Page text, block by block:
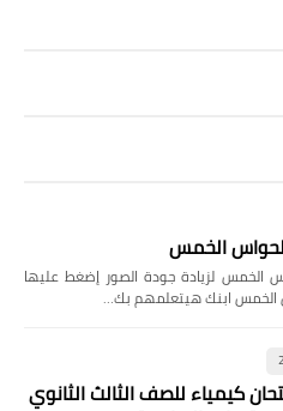
الخمس
الخمس لزيادة جودة الصور إضغط عليها
الخمس ابنك هيتعلمهم بك…
كيمياء للصف الثالث الثانوي